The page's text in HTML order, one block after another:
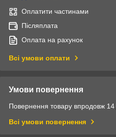
Оплатити частинами
Післяплата
Оплата на рахунок
Всі умови оплати
Умови повернення
Повернення товару впродовж 14
Всі умови повернення